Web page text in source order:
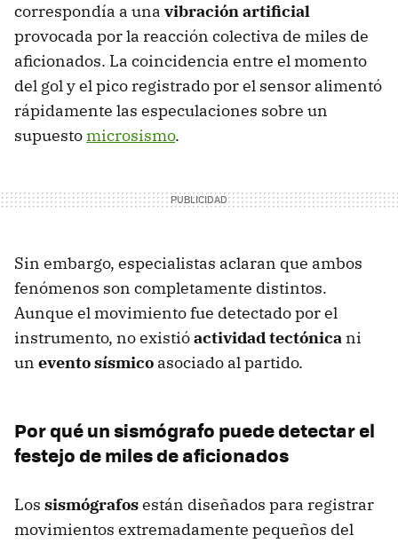
correspondía a una vibración artificial
provocada por la reacción colectiva de miles de
aficionados. La coincidencia entre el momento
del gol y el pico registrado por el sensor alimentó
rápidamente las especulaciones sobre un
supuestomicrosismo.
Sin embargo, especialistas aclaran que ambos
fenómenos son completamente distintos.
Aunque el movimiento fue detectado por el
instrumento, no existióactividad tectónica ni
un evento sísmico asociado al partido.
Por qué un sismógrafo puede detectar el
festejo de miles de aficionados
Los sismógrafosestán diseñados para registrar
movimientos extremadamente pequeños del